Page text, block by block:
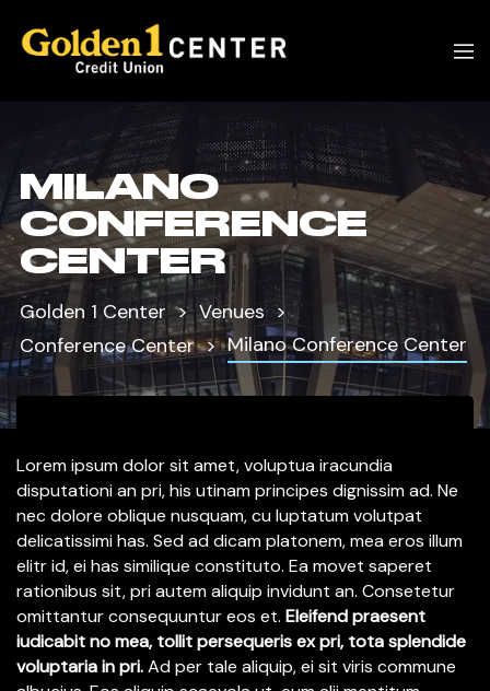
MILANO
CONFERENCE
CENTER
Golden 1 Center
Venues
Conference Center
Milano Conference Center
Lorem ipsum dolor sit amet, voluptua iracundia
disputationi an pri, his utinam principes dignissim ad. Ne
nec dolore oblique nusquam, cu luptatum volutpat
delicatissimi has. Sed ad dicam platonem, mea eros illum
elitr id, ei has similique constituto. Ea movet saperet
rationibus sit, pri autem aliquip invidunt an. Consetetur
omittantur consequuntur eos et. Eleifend praesent
iudicabit no mea, tollit persequeris ex pri, tota splendide
voluptaria in pri.Ad per tale aliquip, ei sit viris commune